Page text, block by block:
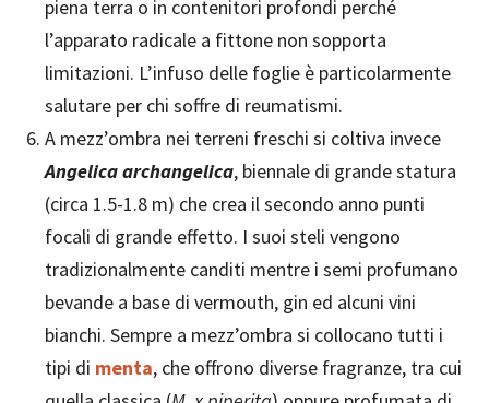
piena terra o in contenitori profondi perché
l’apparato radicale a fittone non sopporta
limitazioni. L’infuso delle foglie è particolarmente
salutare per chi soffre di reumatismi.
A mezz’ombra nei terreni freschi si coltiva invece
Angelica archangelica, biennale di grande statura
(circa 1.5-1.8 m) che crea il secondo anno punti
focali di grande effetto. I suoi steli vengono
tradizionalmente canditi mentre i semi profumano
bevande a base di vermouth, gin ed alcuni vini
bianchi. Sempre a mezz’ombra si collocano tutti i
tipi di menta, che offrono diverse fragranze, tra cui